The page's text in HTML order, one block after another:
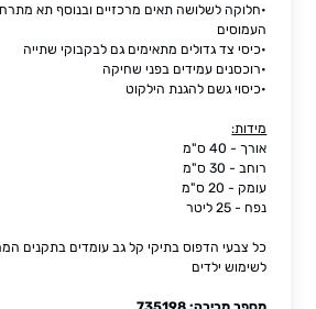
•חלוקה לשלושה תאים מרכזיים ובנוסף תא
העמוסים
•כיסי צד גדולים מתאימים גם לבקבוקי שתייה
•רוכסנים עמידים בפני שחיקה
•כיסוי גשם להגנת הילקוט
מידות:
אורך - 40 ס"מ
רוחב - 30 ס"מ
עומק - 20 ס"מ
נפח - 25 ליטר
כל צבעי הדפוס בתיקי קל גב עומדים בתקנים
לשימוש ילדים